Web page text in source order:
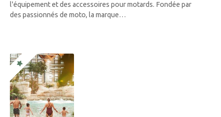
l'équipement et des accessoires pour motards. Fondée par
des passionnés de moto, la marque…